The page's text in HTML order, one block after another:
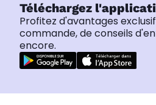
Téléchargez
Profitez d'avantages
commande, de conseils
encore.